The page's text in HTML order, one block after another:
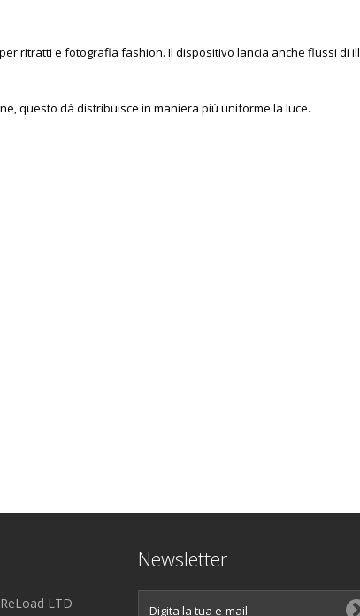
ritratti e fotografia fashion. Il dispositivo lancia anche flussi di
questo dà distribuisce in maniera più uniforme la luce.
LTD
Newsletter